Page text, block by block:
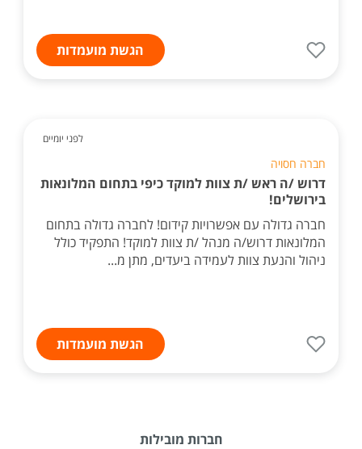
הגשת מועמדות
לפני יומיים
חברה חסויה
דרוש /ה ראש /ת צוות למוקד כיפי בתחום המלונאות
בירושלים!
חברה גדולה עם אפשרויות קידום! לחברה גדולה בתחום
המלונאות דרוש/ה מנהל /ת צוות למוקד! התפקיד כולל
ניהול והנעת צוות לעמידה ביעדים, מתן מ...
הגשת מועמדות
חברות מובילות